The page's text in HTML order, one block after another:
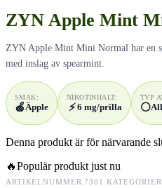
ZYN Apple Mint
ZYN Apple Mint Mini Normal har en
med inslag av spearmint.
SMAK:
🍏Äpple
NIKOTINHALT:
⚡6 mg/prilla
TYP
⚪
Denna produkt är för närvarande
🔥Populär produkt just nu
ARTIKELNUMMER7301 KATEGORIER